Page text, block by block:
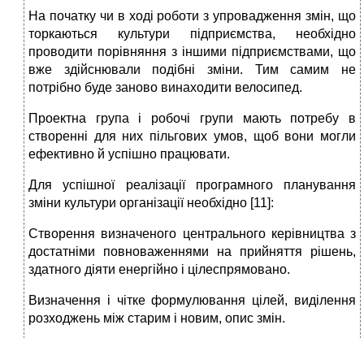
На початку чи в ході роботи з упровадження змін, що
торкаються культури підприємства, необхідно
проводити порівняння з іншими підприємствами, що
вже здійснювали подібні зміни. Тим самим не
потрібно буде заново винаходити велосипед.
Проектна група і робочі групи мають потребу в
створенні для них пільгових умов, щоб вони могли
ефективно й успішно працювати.
Для успішної реалізації програмного планування
зміни культури організації необхідно [11]:
Створення визначеного центрального керівництва з
достатніми повноваженнями на прийняття рішень,
здатного діяти енергійно і цілеспрямовано.
Визначення і чітке формулювання цілей, виділення
розходжень між старим і новим, опис змін.